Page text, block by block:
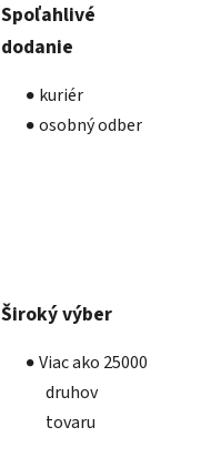
Spoľahlivé
dodanie
kuriér
osobný odber
Široký výber
Viac ako 25000
druhov
tovaru